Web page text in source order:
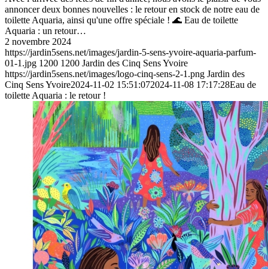
annoncer deux bonnes nouvelles : le retour en stock de notre eau de
toilette Aquaria, ainsi qu'une offre spéciale ! 🌊 Eau de toilette
Aquaria : un retour…
2 novembre 2024
https://jardin5sens.net/images/jardin-5-sens-yvoire-aquaria-parfum-
01-1.jpg 1200 1200 Jardin des Cinq Sens Yvoire
https://jardin5sens.net/images/logo-cinq-sens-2-1.png Jardin des
Cinq Sens Yvoire2024-11-02 15:51:072024-11-08 17:17:28Eau de
toilette Aquaria : le retour !